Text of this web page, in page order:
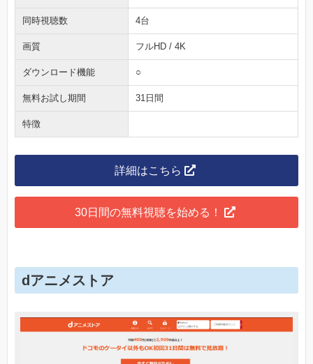
同時視聴数 4台
画質 フルHD / 4K
ダウンロード機能 ○
無料お試し期間 31日間
特徴
詳細はこちら
30日間の無料視聴を始める！
dアニメストア